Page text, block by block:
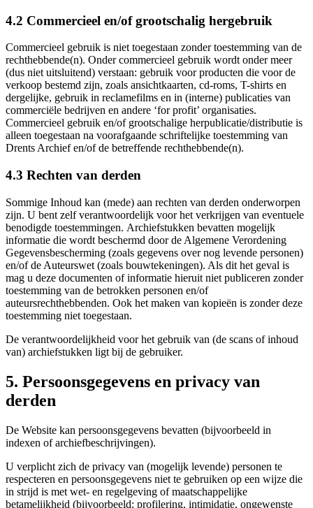
4.2 Commercieel en/of grootschalig hergebruik
Commercieel gebruik is niet toegestaan zonder toestemming van de
rechthebbende(n). Onder commercieel gebruik wordt onder meer
(dus niet uitsluitend) verstaan: gebruik voor producten die voor de
verkoop bestemd zijn, zoals ansichtkaarten, cd-roms, T-shirts en
dergelijke, gebruik in reclamefilms en in (interne) publicaties van
commerciële bedrijven en andere ‘for profit’ organisaties.
Commercieel gebruik en/of grootschalige herpublicatie/distributie is
alleen toegestaan na voorafgaande schriftelijke toestemming van
Drents Archief en/of de betreffende rechthebbende(n).
4.3 Rechten van derden
Sommige Inhoud kan (mede) aan rechten van derden onderworpen
zijn. U bent zelf verantwoordelijk voor het verkrijgen van eventuele
benodigde toestemmingen. Archiefstukken bevatten mogelijk
informatie die wordt beschermd door de Algemene Verordening
Gegevensbescherming (zoals gegevens over nog levende personen)
en/of de Auteurswet (zoals bouwtekeningen). Als dit het geval is
mag u deze documenten of informatie hieruit niet publiceren zonder
toestemming van de betrokken personen en/of
auteursrechthebbenden. Ook het maken van kopieën is zonder deze
toestemming niet toegestaan.
De verantwoordelijkheid voor het gebruik van (de scans of inhoud
van) archiefstukken ligt bij de gebruiker.
5. Persoonsgegevens en privacy van
derden
De Website kan persoonsgegevens bevatten (bijvoorbeeld in
indexen of archiefbeschrijvingen).
U verplicht zich de privacy van (mogelijk levende) personen te
respecteren en persoonsgegevens niet te gebruiken op een wijze die
in strijd is met wet- en regelgeving of maatschappelijke
betamelijkheid (bijvoorbeeld: profilering, intimidatie, ongewenste